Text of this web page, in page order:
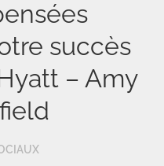
succès
– Amy